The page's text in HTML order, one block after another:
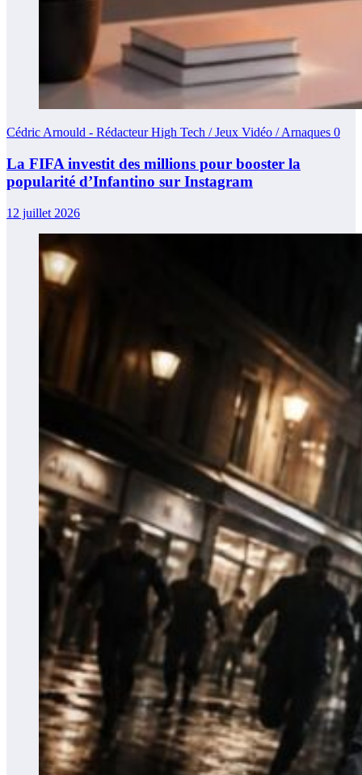
Cédric Arnould - Rédacteur High Tech / Jeux Vidéo / Arnaques 0
La FIFA investit des millions pour booster la
popularité d’Infantino sur Instagram
12 juillet 2026